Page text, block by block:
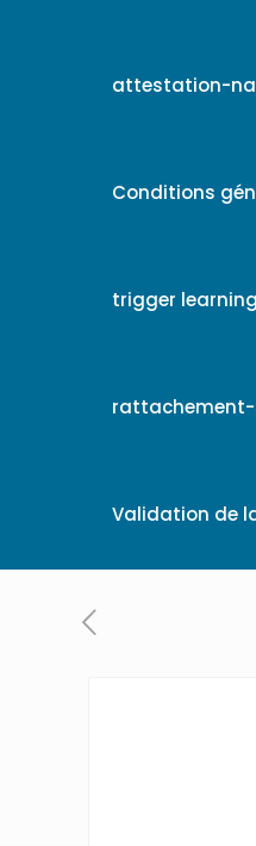
attestation-
Conditions
trigger
Validation de